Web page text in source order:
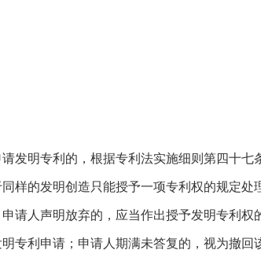
发明专利的，根据专利法实施细则第四十
样的发明创造只能授予一项专利权的规定处
请人声明放弃的，应当作出授予发明专利权
专利申请；申请人期满未答复的，视为撤回